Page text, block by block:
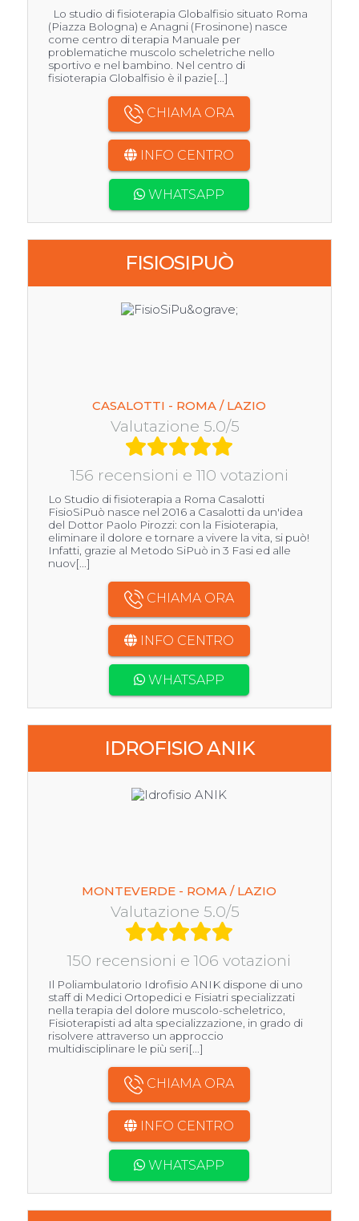
Lo studio di fisioterapia Globalfisio situato Roma
(Piazza Bologna) e Anagni (Frosinone) nasce
come centro di terapia Manuale per
problematiche muscolo scheletriche nello
sportivo e nel bambino. Nel centro di
fisioterapia Globalfisio è il pazie[...]
CHIAMA ORA
INFO CENTRO
WHATSAPP
FISIOSIPUÒ
CASALOTTI - ROMA / LAZIO
Valutazione 5.0/5
156 recensioni e 110 votazioni
Lo Studio di fisioterapia a Roma Casalotti
FisioSiPuò nasce nel 2016 a Casalotti da un'idea
del Dottor Paolo Pirozzi: con la Fisioterapia,
eliminare il dolore e tornare a vivere la vita, si può!
Infatti, grazie al Metodo SiPuò in 3 Fasi ed alle
nuov[...]
CHIAMA ORA
INFO CENTRO
WHATSAPP
IDROFISIO ANIK
MONTEVERDE - ROMA / LAZIO
Valutazione 5.0/5
150 recensioni e 106 votazioni
Il Poliambulatorio Idrofisio ANIK dispone di uno
staff di Medici Ortopedici e Fisiatri specializzati
nella terapia del dolore muscolo-scheletrico,
Fisioterapisti ad alta specializzazione, in grado di
risolvere attraverso un approccio
multidisciplinare le più seri[...]
CHIAMA ORA
INFO CENTRO
WHATSAPP